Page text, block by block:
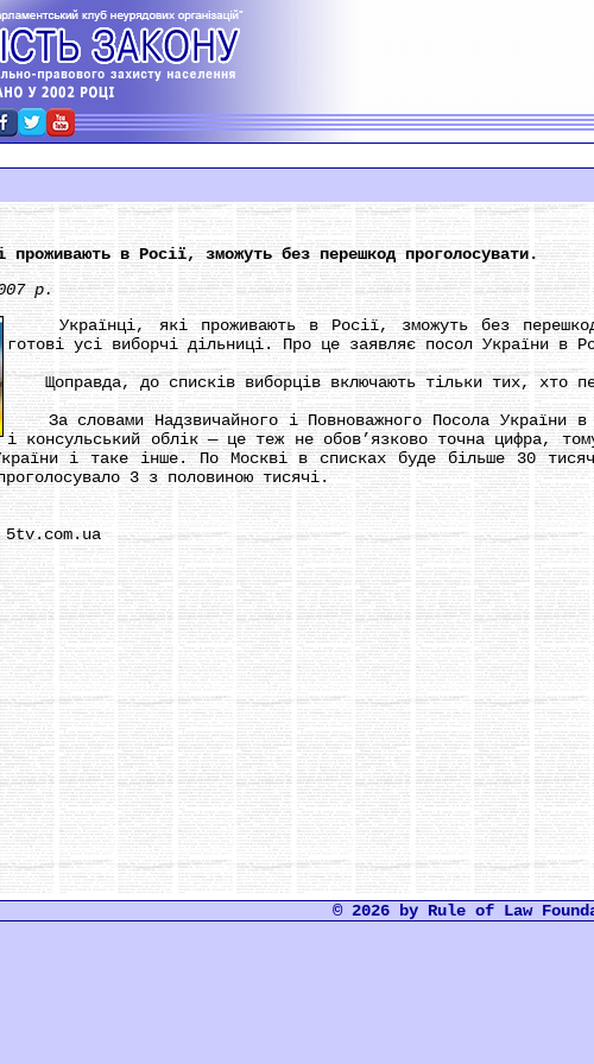
проживають в Росії, зможуть без перешкод проголосувати.
р.
Українці, які проживають в Росії, зможуть без перешкод
готові усі виборчі дільниці. Про це заявляє посол України в
Щоправда, до списків виборців включають тільки тих, хто
За словами Надзвичайного і Повноважного Посола України в
і консульський облік — це теж не обов’язково точна цифра,
і таке інше. По Москві в списках буде більше 30
3 з половиною тисячі.
© 2026 by Rule of Law